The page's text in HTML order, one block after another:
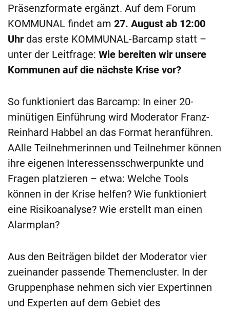
Präsenzformate ergänzt. Auf dem Forum
KOMMUNAL findet am 27. August ab 12:00
Uhr das erste KOMMUNAL-Barcamp statt –
unter der Leitfrage: Wie bereiten wir unsere
Kommunen auf die nächste Krise vor?
So funktioniert das Barcamp: In einer 20-
minütigen Einführung wird Moderator Franz-
Reinhard Habbel an das Format heranführen.
AAlle Teilnehmerinnen und Teilnehmer können
ihre eigenen Interessensschwerpunkte und
Fragen platzieren – etwa: Welche Tools
können in der Krise helfen? Wie funktioniert
eine Risikoanalyse? Wie erstellt man einen
Alarmplan?
Aus den Beiträgen bildet der Moderator vier
zueinander passende Themencluster. In der
Gruppenphase nehmen sich vier Expertinnen
und Experten auf dem Gebiet des